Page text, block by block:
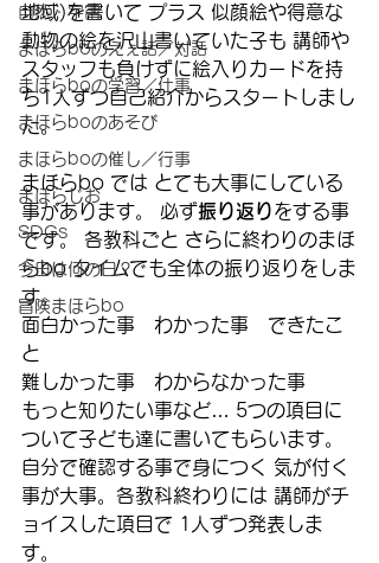
自然・宇宙
まほらboのえぇ話／対話
まほらboの学習／仕事
まほらboのあそび
まほらboの催し／行事
まほらじお
SDGs
今日は何の日？
冒険まほらbo
地域)を書いて プラス 似顔絵や得意な
動物の絵を沢山書いていた子も 講師や
スタッフも負けずに絵入りカードを持
ち1人ずつ自己紹介からスタートしまし
た。
まほらbo では とても大事にしている
事があります。 必ず振り返りをする事
です。 各教科ごと さらに終わりのまほ
らbo タイムでも全体の振り返りをしま
す。
面白かった事　わかった事　できたこ
と
難しかった事　わからなかった事
もっと知りたい事など… 5つの項目に
ついて子ども達に書いてもらいます。
自分で確認する事で身につく 気が付く
事が大事。各教科終わりには 講師がチ
ョイスした項目で 1人ずつ発表しま
す。